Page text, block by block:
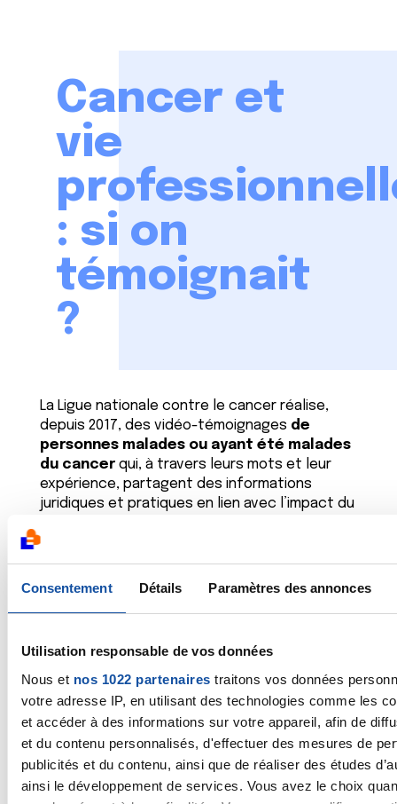
Consentement Détails Paramètres des annonces
Utilisation responsable de vos données
Nous et nos 1022 partenaires traitons vos données
votre adresse IP, en utilisant des technologies comme les
et accéder à des informations sur votre appareil, afin de
et du contenu personnalisés, d'effectuer des mesures de
publicités et du contenu, ainsi que de réaliser des études
ainsi le développement de services. Vous avez le choix
Cancer et
vie
: si on
témoignait
?
La Ligue nationale contre le cancer réalise,
depuis 2017, des vidéo-témoignages de
personnes malades ou ayant été malades
du cancerqui, à travers leurs mots et leur
expérience, partagent des informations
juridiques et pratiques en lien avec l’impact du
Ces portraits filmés, qui s’adressent
d’abord aux personnes malades
femmes, et d’hommes, de tous âges, avec
réussites. Chaque portrait filmé explore une
question particulière liée à l’emploi et au
cancer (la visite de pré-reprise, la RQTH, parler
de sa maladie au travail, être accompagné
dans son retour à l'emploi, les troubles
cognitifs liés au cancer, continuer à travailler
pendant ses traitements, etc.).